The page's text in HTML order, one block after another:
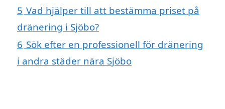
5 Vad hjälper till att bestämma priset på
dränering i Sjöbo?
6 Sök efter en professionell för dränering
i andra städer nära Sjöbo